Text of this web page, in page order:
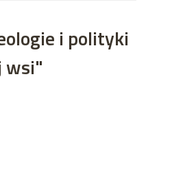
i polityki
wsi"